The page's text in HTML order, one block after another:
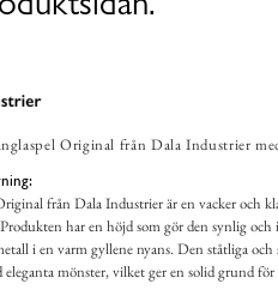
Original från Dala Industrier
från Dala Industrier är en vacker och
har en höjd som gör den synlig
i en varm gyllene nyans. Den ståtliga
eleganta mönster, vilket ger en solid grund